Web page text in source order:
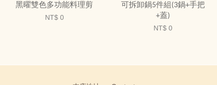
黑曜雙色多功能料理剪
NT$ 0
可拆卸鍋5件組(3鍋+手把
+蓋)
NT$ 0